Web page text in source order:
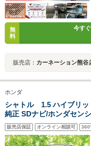
無
料
今す
販売店： カーネーション熊谷
ホンダ
シャトル 1.5 ハイブリ
純正 SDナビ/ホンダセン
ーフレザー/ドライブレコ
LED/Bluetooth接続/ETC/
販売店保証 オンライン相談可